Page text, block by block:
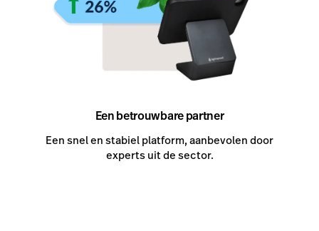
Een betrouwbare partner
Een snel en stabiel platform, aanbevolen door
experts uit de sector.